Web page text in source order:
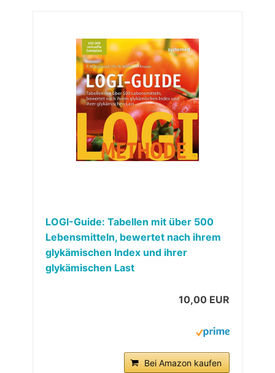
LOGI-Guide: Tabellen mit über 500
Lebensmitteln, bewertet nach ihrem
glykämischen Index und ihrer
glykämischen Last
10,00 EUR
Bei Amazon kaufen